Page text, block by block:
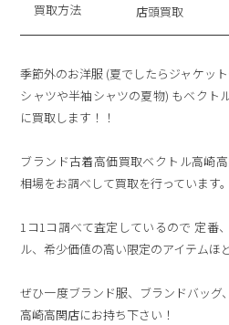
買取方法 店頭買取
季節外のお洋服 (夏でしたらジャケッ
シャツや半袖シャツの夏物) もベクト
に買取します！！
ブランド古着高価買取ベクトル高崎
相場をお調べして買取を行っています。
1コ1コ調べて査定しているので 定番
ル、希少価値の高い限定のアイテムほ
ぜひ一度ブランド服、ブランドバッグ
高崎高関店にお持ち下さい！